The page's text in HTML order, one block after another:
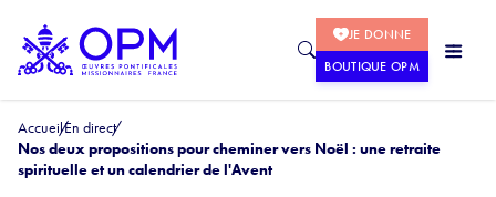
JE DONNE
BOUTIQUE OPM
AccueilEn direct
Nos deux propositions pour cheminer vers Noël : une retraite
spirituelle et un calendrier de l'Avent